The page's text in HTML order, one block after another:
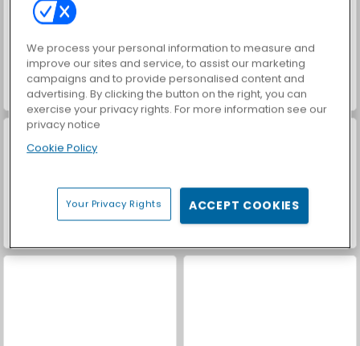
ASMR Makeover & Makeup Studio Farm Merge Valley
We process your personal information to measure and
improve our sites and service, to assist our marketing
campaigns and to provide personalised content and
advertising. By clicking the button on the right, you can
exercise your privacy rights. For more information see our
privacy notice
Cookie Policy
Your Privacy Rights ACCEPT COOKIES